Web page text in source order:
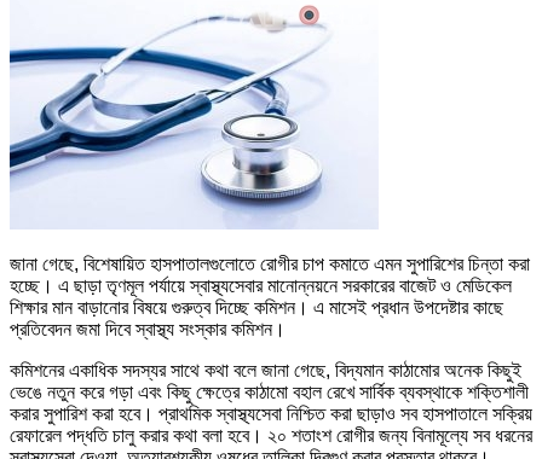
জানা গেছে, বিশেষায়িত হাসপাতালগুলোতে রোগীর চাপ কমাতে এমন সুপারিশের চিন্তা করা
হচ্ছে। এ ছাড়া তৃণমূল পর্যায়ে স্বাস্থ্যসেবার মানোন্নয়নে সরকারের বাজেট ও মেডিকেল
শিক্ষার মান বাড়ানোর বিষয়ে গুরুত্ব দিচ্ছে কমিশন। এ মাসেই প্রধান উপদেষ্টার কাছে
প্রতিবেদন জমা দিবে স্বাস্থ্য সংস্কার কমিশন।
কমিশনের একাধিক সদস্যর সাথে কথা বলে জানা গেছে, বিদ্যমান কাঠামোর অনেক কিছুই
ভেঙে নতুন করে গড়া এবং কিছু ক্ষেত্রে কাঠামো বহাল রেখে সার্বিক ব্যবস্থাকে শক্তিশালী
করার সুপারিশ করা হবে। প্রাথমিক স্বাস্থ্যসেবা নিশ্চিত করা ছাড়াও সব হাসপাতালে সক্রিয়
রেফারেল পদ্ধতি চালু করার কথা বলা হবে। ২০ শতাংশ রোগীর জন্য বিনামূল্যে সব ধরনের